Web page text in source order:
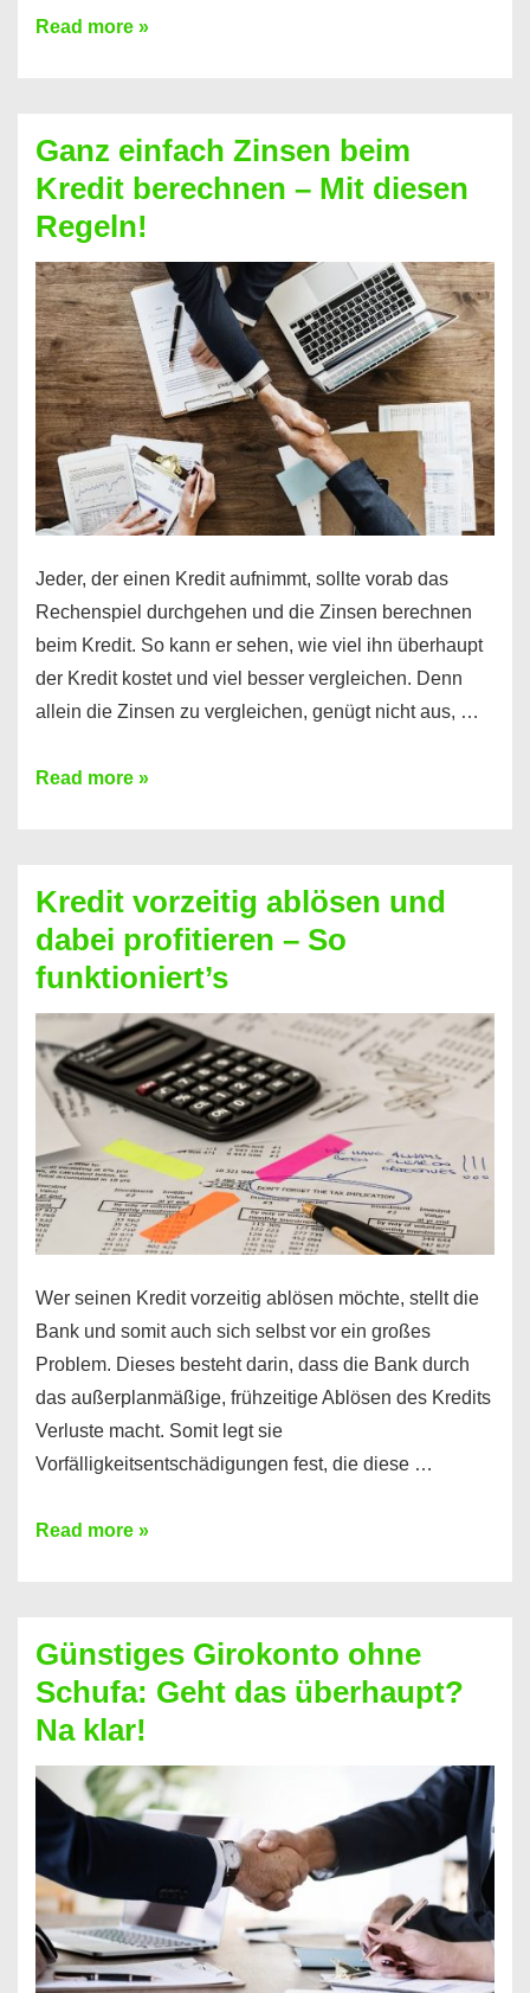
Einen
bekommen?
So
ist
es
möglich!
Read more »
Ganz einfach Zinsen beim
Kredit berechnen – Mit diesen
Regeln!
Jeder, der einen Kredit aufnimmt, sollte vorab das
Rechenspiel durchgehen und die Zinsen berechnen
beim Kredit. So kann er sehen, wie viel ihn überhaupt
der Kredit kostet und viel besser vergleichen. Denn
allein die Zinsen zu vergleichen, genügt nicht aus, …
Ganz
Kredit
berechnen
–
Mit
diesen
Regeln!
Read more »
Kredit vorzeitig ablösen und
dabei profitieren – So
funktioniert’s
Wer seinen Kredit vorzeitig ablösen möchte, stellt die
Bank und somit auch sich selbst vor ein großes
Problem. Dieses besteht darin, dass die Bank durch
das außerplanmäßige, frühzeitige Ablösen des Kredits
Verluste macht. Somit legt sie
Vorfälligkeitsentschädigungen fest, die diese …
Kredit
dabei
profitieren
–
So
funktioniert’s
Read more »
Günstiges Girokonto ohne
Schufa: Geht das überhaupt?
Na klar!